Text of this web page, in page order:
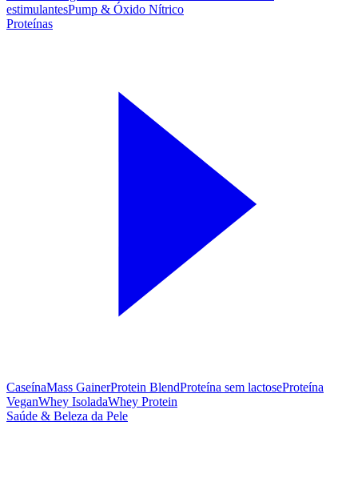
estimulantesPump & Óxido Nítrico
Proteínas
CaseínaMass GainerProtein BlendProteína sem lactoseProteína
VeganWhey IsoladaWhey Protein
Saúde & Beleza da Pele